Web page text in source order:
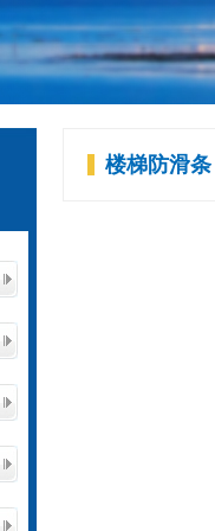
楼梯防滑条